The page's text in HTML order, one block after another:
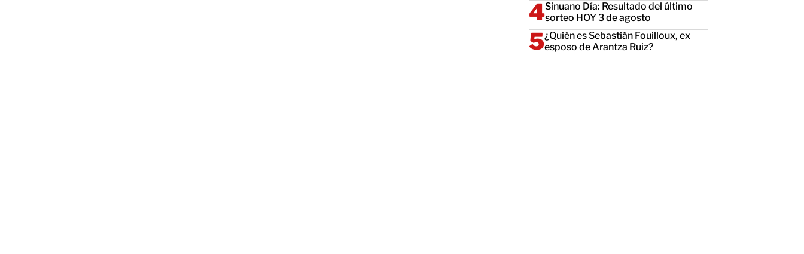
Sinuano Día: Resultado del último
sorteo HOY 3 de agosto
¿Quién es Sebastián Fouilloux, ex
esposo de Arantza Ruiz?